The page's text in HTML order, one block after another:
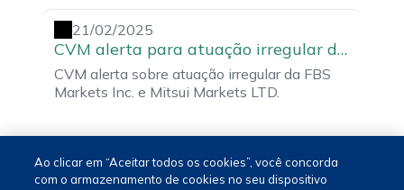
21/02/2025
CVM alerta para atuação irregular da
FBS Markets Inc. e Mitsui Markets
LTD.
CVM alerta sobre atuação irregular da FBS
Markets Inc. e Mitsui Markets LTD.
Ao clicar em “Aceitar todos os cookies”, você concorda
com o armazenamento de cookies no seu dispositivo